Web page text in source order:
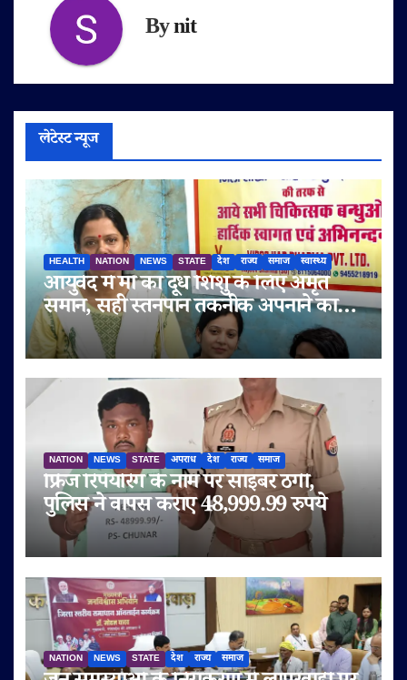
Bynit
लेटेस्ट न्यूज
HEALTH NATION NEWS STATE देश राज्य समाज स्वास्थ्य
आयुर्वेद में माँ का दूध शिशु के लिए अमृत
समान, सही स्तनपान तकनीक अपनाने का
आह्वान
NATION NEWS STATE अपराध देश राज्य समाज
फ्रिज रिपेयरिंग के नाम पर साइबर ठगी,
पुलिस ने वापस कराए 48,999.99 रुपये
NATION NEWS STATE देश राज्य समाज